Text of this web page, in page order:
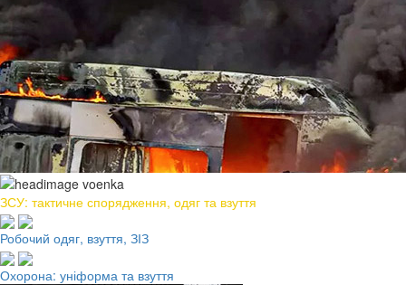
ЗСУ: тактичне спорядження, одяг та взуття
Робочий одяг, взуття, ЗІЗ
Охорона: уніформа та взуття